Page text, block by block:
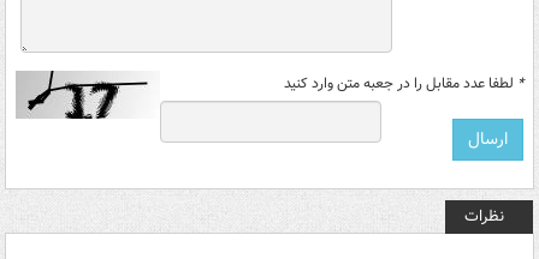
* لطفا عدد مقابل را در جعبه متن وارد کنید
نظرات